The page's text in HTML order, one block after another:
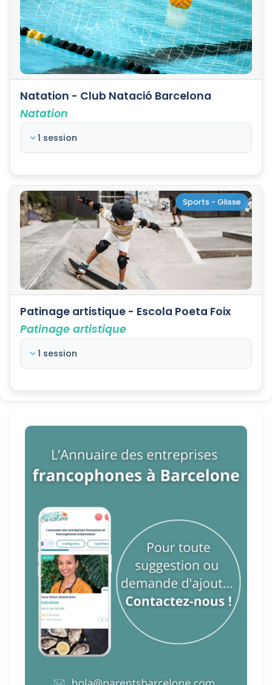
Natation - Club Natació Barcelona
Natation
1 session
Sports - Glisse
Patinage artistique - Escola Poeta Foix
Patinage artistique
1 session